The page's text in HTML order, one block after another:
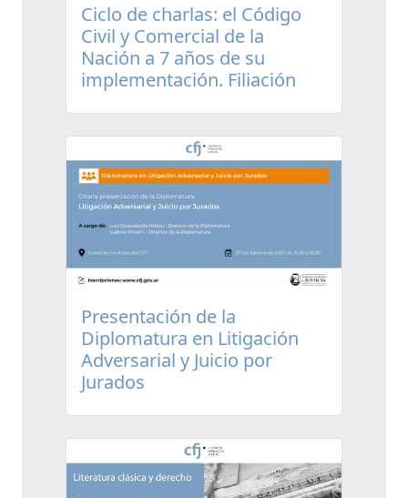
Ciclo de charlas: el Código
Civil y Comercial de la
Nación a 7 años de su
implementación. Filiación
Presentación de la
Diplomatura en Litigación
Adversarial y Juicio por
Jurados